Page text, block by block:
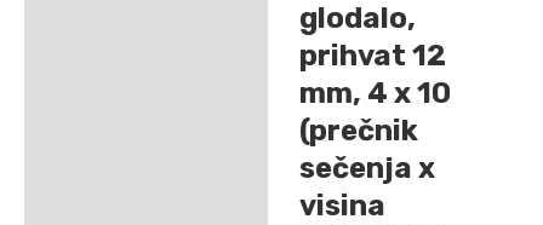
glodalo,
prihvat 12
mm, 4 x 10
(prečnik
sečenja x
visina